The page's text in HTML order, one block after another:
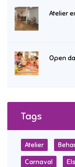
Atelier
Open
Tags
Atelier
Carnaval